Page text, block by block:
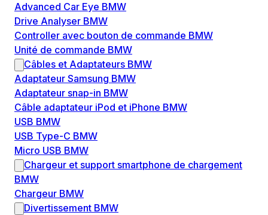
Advanced Car Eye BMW
Drive Analyser BMW
Controller avec bouton de commande BMW
Unité de commande BMW
Câbles et Adaptateurs BMW
Adaptateur Samsung BMW
Adaptateur snap-in BMW
Câble adaptateur iPod et iPhone BMW
USB BMW
USB Type-C BMW
Micro USB BMW
Chargeur et support smartphone de chargement
BMW
Chargeur BMW
Divertissement BMW